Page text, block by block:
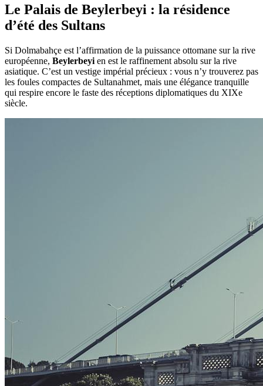
Le Palais de Beylerbeyi : la résidence
d’été des Sultans
Si Dolmabahçe est l’affirmation de la puissance ottomane sur la rive
européenne, Beylerbeyi en est le raffinement absolu sur la rive
asiatique. C’est un vestige impérial précieux : vous n’y trouverez pas
les foules compactes de Sultanahmet, mais une élégance tranquille
qui respire encore le faste des réceptions diplomatiques du XIXe
siècle.